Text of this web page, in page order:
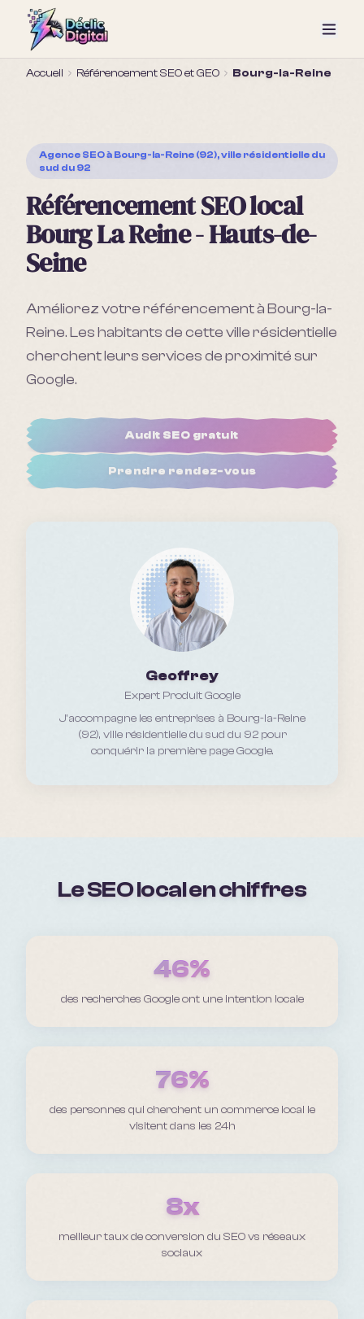
Accueil Référencement SEO et GEO Bourg-la-Reine
Agence SEOà Bourg-la-Reine (92), ville résidentielle du
sud du 92
Référencement SEO local
Bourg La Reine - Hauts-de-
Seine
Améliorez votre référencement à Bourg-la-
Reine. Les habitants de cette ville résidentielle
cherchent leurs services de proximité sur
Google.
Audit SEO gratuit
Prendre rendez-vous
Geoffrey
Expert Produit Google
J'accompagne les entreprises à Bourg-la-Reine
(92), ville résidentielle du sud du 92pour
conquérir la première page Google.
Le SEO local en chiffres
46%
des recherches Google ont une intention locale
76%
des personnes qui cherchent un commerce local le
visitent dans les 24h
8x
meilleur taux de conversion du SEO vs réseaux
sociaux